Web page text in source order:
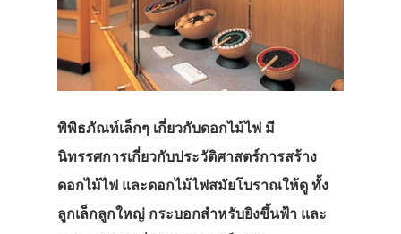
พิพิธภัณท์เล็กๆ เกี่ยวกับดอกไม้ไฟ มี
นิทรรศการเกี่ยวกับประวัติศาสตร์การสร้าง
ดอกไม้ไฟ และดอกไม้ไฟสมัยโบราณให้ดู ทั้ง
ลูกเล็กลูกใหญ่ กระบอกสำหรับยิงขึ้นฟ้า และ